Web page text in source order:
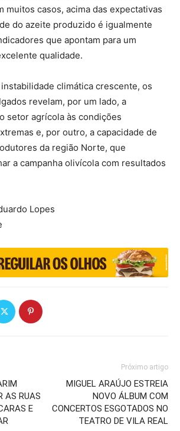
muitos casos, acima das expectativas
do azeite produzido é igualmente
que apontam para um
qualidade.
climática crescente, os
revelam, por um lado, a
setor agrícola às condições
e, por outro, a capacidade de
da região Norte, que
a campanha olivícola com resultados
Lopes
AS RUAS
E
Próximo artigo
MIGUEL ARAÚJO ESTREIA
NOVO ÁLBUM COM
CONCERTOS ESGOTADOS NO
TEATRO DE VILA REAL